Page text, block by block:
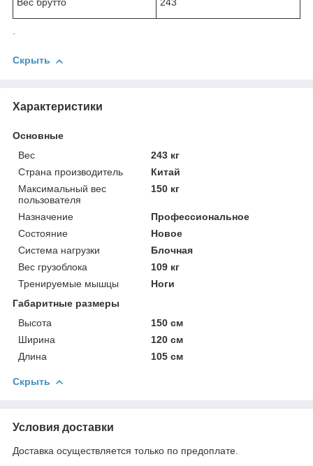
Вес брутто 243
.
Скрыть
Характеристики
Основные
Вес
243 кг
Страна производитель
Китай
Максимальный вес
пользователя
150 кг
Назначение
Профессиональное
Состояние
Новое
Система нагрузки
Блочная
Вес грузоблока
109 кг
Тренируемые мышцы
Ноги
Габаритные размеры
Высота
150 см
Ширина
120 см
Длина
105 см
Скрыть
Условия доставки
Доставка осуществляется только по предоплате.